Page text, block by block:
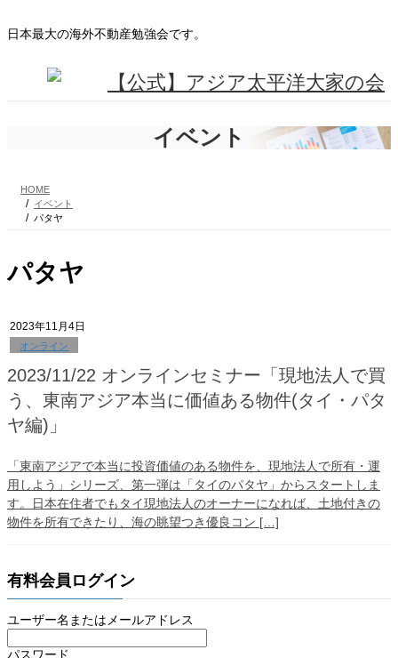
ン
ビ
日本最大の海外不動産勉強会です。
イベント
HOME
イベント
パタヤ
パタヤ
2023年11月4日
オンライン
2023/11/22 オンラインセミナー「現地法人で買
う、東南アジア本当に価値ある物件(タイ・パタ
ヤ編)」
「東南アジアで本当に投資価値のある物件を、現地法人で所有・運
用しよう」シリーズ、第一弾は「タイのパタヤ」からスタートしま
す。日本在住者でもタイ現地法人のオーナーになれば、土地付きの
物件を所有できたり、海の眺望つき優良コン […]
有料会員ログイン
ユーザー名またはメールアドレス
パスワード